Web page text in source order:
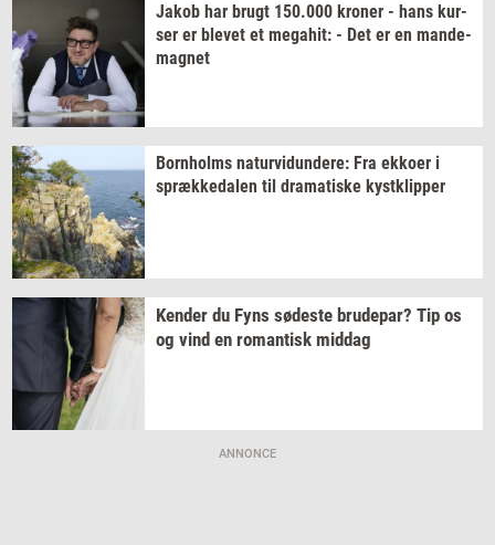
Jakob har brugt 150.000 kro­ner - hans kur­
ser er ble­vet et me­ga­hit: - Det er en mande-​
magnet
Born­holms na­tur­vi­dun­de­re: Fra ek­ko­er i
spræk­ke­da­len til dra­ma­ti­ske kyst­klip­per
Ken­der du Fyns sø­de­ste bru­de­par? Tip os
og vind en ro­man­tisk mid­dag
ANNONCE